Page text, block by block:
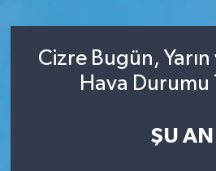
Cizre Bugün, Yarın
Hava Durumu
ŞU AN
Trafik Durumu
Süper Lig Puan Durumu